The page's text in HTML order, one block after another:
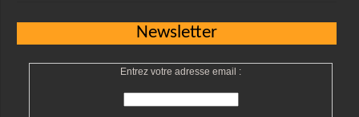
Newsletter
Entrez votre adresse email :